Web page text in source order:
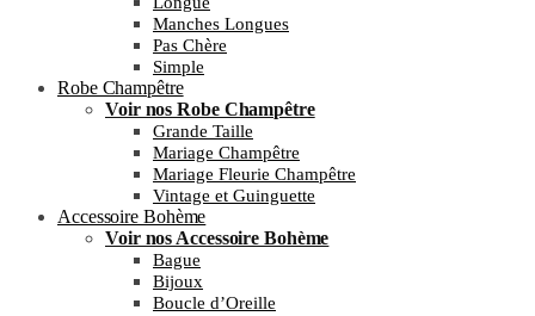
Manches Longues
Pas Chère
Simple
Robe Champêtre
Voir nos Robe Champêtre
Grande Taille
Mariage Champêtre
Mariage Fleurie Champêtre
Vintage et Guinguette
Accessoire Bohème
Voir nos Accessoire Bohème
Bague
Bijoux
Boucle d’Oreille